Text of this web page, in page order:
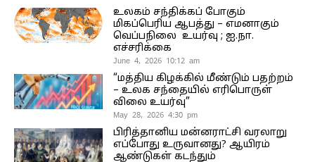
உலகம் சந்திக்கப் போகும்
மிகப்பெரிய ஆபத்து – எமனாகும்
வெப்பநிலை உயர்வு ; ஐ.நா.
எச்சரிக்கை
June 4, 2026 10:12 am
“மத்திய கிழக்கில் மீண்டும் பதற்றம்
– உலக சந்தையில் எரிபொருள்
விலை உயர்வு”
May 28, 2026 4:30 pm
பிரித்தானிய மன்னராட்சி வரலாறு
எப்போது உருவானது? ஆயிரம்
ஆண்டுகள் கடந்தும்